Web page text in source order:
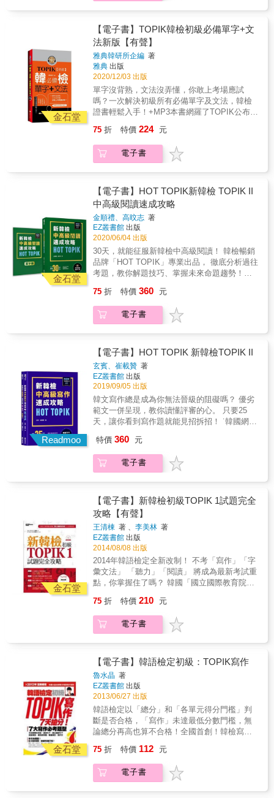
到題目便可立即解題。在時間緊迫的情況下要
如何精準判斷短句填空的短文屬於何種類型、
應填入何種答案、短作文該如何寫、長作文該
如何構思，無一不考驗考生的語言、邏輯、判
斷與作答能力。要寫出一篇架構完整、邏輯性
強，言之有物的作文，除了平日須大量閱讀各
類文章與時事之外，還須熟記寫作常用文法句
型與詞彙。本書從試題剖析、解題攻略、如何
獲得高分、考試有哪些陷阱、哪一段該套用哪
些句型、段落該如何分配等，每個步驟皆講解
題、模擬試題範文、答案卡，讓讀者可透過自
學。如果你想增進自己的寫作能力，進而在考
試中獲得高分，那麼你絕對不能錯過《NEW
解決TOPIK寫作課本不可忽略的短版－沒人修
改文章 以往買寫作課本，最大的困擾是，寫了
卻沒人幫忙修改。大家努力練習，努力照著
寫，卻不曉得自己寫的東西是對是錯。《NEW
TOPIK II新韓檢中高級寫作應考祕笈》編輯團
隊考量到這個問題，在教材編排上做了貼心設
計，盡可能將無人幫忙修改的困擾降到最低。
以53題短作文為例，一開始會先解考古題給讀
題型並告知評分標準、提供歷屆考題題型。然
驟。接著會用另一題考古題當範例，針對每項
步驟進行詳細解說，一步一步教讀者如何解
題，最後附上一則範文。你以為這樣就沒了
嗎？當然不是！學完之後，會在後面提供模擬
試題，教讀者如何套用前面所學的解題步驟，
帶領讀者從步驟一解到最後。同樣的，也會附
上範文供讀者參考。整本書大致是這種模式。
大家一定覺得，那我寫的文章還是沒人幫我改
呀，我怎麼知道我寫得對不對呢？雖然有老師
幫忙修改是最理想的狀態，但本書是以沒老師
幫忙修改的前提下編寫的，所以每個步驟都拆
解得非常詳細，只要一步步跟著書裡所教的
走，寫出來的答案雖不敢保證百分百正確，但
也絕不會差到哪去。 & 本書特色 & ◆沒老師幫
忙改，也能寫出高分寫作 ◆試題剖析+詳細解
說解題攻略與技巧 ◆高分速成功略，提供完整
獲得閱卷老師的青睞 ◆提供五回寫作模擬試題
+答案卡+模擬試題範文 ◆提供協助答題的教師
特別講座 ◆提供寫作高分字彙、句型 ◆以學生
實際作答內容為例，講解寫作時容易踩到哪些
地雷 &
金石堂
【電子書】TOPIK韓檢初級必備單字+文
法新版【有聲】
雅典韓研所企編 著
雅典 出版
2020/12/03 出版
單字沒背熟，文法沒弄懂，你敢上考場應試
嗎？一次解決初級所有必備單字及文法，韓檢
證書輕鬆入手！+MP3本書網羅了TOPIK公布的
初級文法。除了掌握必考單字與文法，還有簡
單例句幫助學習，再配合朗讀MP3加強聽力，
讓您一次搞定韓檢初級單字及文法。
75 折 特價 224 元
電子書
金石堂
【電子書】HOT TOPIK新韓檢 TOPIK II
中高級閱讀速成攻略
金順禮、高旼志 著
EZ叢書館 出版
2020/06/04 出版
30天，就能征服新韓檢中高級閱讀！ 韓檢暢銷
品牌「HOT TOPIK」專業出品， 徹底分析過往
考題，教你解題技巧、掌握未來命題趨勢！
考中高級時，總是卡在「閱讀」測驗，拉低總
分數？ TOPIK II中高級閱讀共有50題四選一選
擇題，需於70分鐘內作答完畢。閱讀速度、單
分類，並制定不同的答題策略、整理出常見單
字。熟悉題型，才能從容應戰；背好單字與文
法，才能取得高分！ 本書特色 特色一：只要一
個月，便能掌握新韓檢閱讀！ 為了讓學習者在
短時間內，就能有系統地熟悉韓檢閱讀內容，
書籍設計了「30天學習計畫表」，規劃「了解
題型&rarr;熟悉主題&rarr;寫模擬試題」的學習
順序。不論是自學或考前衝刺，按照進度持之
以恆，30天後便能看到自身的進步！ 特色二：
最符合實際考題內容 說到準備韓檢，大家都建
議一定要寫考古題，除了模擬實際考試情境
外，也能了解韓檢考什麼。但，作答之餘還要
分析考題，會不會太累？ 本書分析了新韓檢第
35~60回中的過往閱讀試題，具體整理出18種
題型與10大主題，直接告訴你考試重點，更能
掌握考題趨勢！ ‧18種題型：中高級閱讀50題共
可分為18種題型。書中依據不同題型，提出不
同解題技巧，例如在「選出適合填入空格的內
容」題型中，就會依照空格於文章中的位置，
分為三種解題方式。另外也解析1～2道考古
題、提供練習題，增加熟練度！ ‧10大主題：韓
學、經濟、法律、醫學等平常不會主動接觸的
題材。書中以此整理出10大主題，且以閱讀最
常出現的「內容理解」、「填空」和「找出文
最後，提供該主題的重要單字表。 特色三：模
擬試題＋單字小冊，幫助讀者檢視實力、考前
高效複習重點！ ‧模擬試題：本書收錄兩回模擬
試題，在了解閱讀題型與常考主題後，可實際
演練，確認自己的實力！ ‧單字小冊：羅列出
120個文法與句型、100則俗諺、100句慣用
語、活動/介紹/圖表內容用語，以及主題單字
表，讓讀者能在考前衝刺，快速複習！
75 折 特價 360 元
電子書
Readmoo
【電子書】HOT TOPIK 新韓檢TOPIK II
玄賓、崔載贊 著
EZ叢書館 出版
2019/09/05 出版
韓文寫作總是成為你無法晉級的阻礙嗎？ 優劣
範文一併呈現，教你讀懂評審的心。 只要25
天，讓你看到寫作題就能見招拆招！ ˙韓國網路
解寫作考試的專業書！ ˙專業老師、留韓學生指
定使用、台灣部落客推廌熱門書！ 根據韓檢官
方公佈之數據，寫作考試的平均成績，比聽力
無策。 不過，其實寫作已經有救星了！由韓國
專業教師團隊開發的這本教材，打破過去觀
念，建立全新寫作學習模式，在韓國廣受好
評，各大教學機構都指定使用，網路上也是口
耳相傳的好書，累積超高評價！ 本書規劃25天
的攻略，完全破解寫作考試！書中除了講解考
古題、說明如何作答，也搭配大量寫作公式整
理、範例和練習題。此外，全書練習題的詳
解，另收錄於別冊，獨家提供經典範例、得分
要訣！ 本書特色 1. 只要25天，即可熟練最新
內提升實力是不可能的呢?別怕！本書是以學習
者在25天內即可完成的結構來設計的，即使自
學、考前衝刺，只要能設定好目標並持之以
答題戰略step by step，輕鬆分解寫作步驟 總
覺得韓檢寫作的考試時間太短了嗎？別擔心，
透過〈答題戰略step by step〉，協助同學依步
驟拆解考題、建立高效率的解題思考邏輯，讓
考生用最短的時間，順利掌握寫作方向！ 3.
「錯誤診療室」幫你揪出考生最常見錯誤 本書
在〈錯誤診療室〉的小單元，歸納出學習者的
場前再瀏覽一次，幫你把粗心的機率降到最
低！ 4.提供分級範文、韓中對照詳解 「考前想
抱佛腳背範文！可是只看韓文太吃力了～～」
特價 360 元
電子書
金石堂
【電子書】新韓檢初級TOPIK 1試題完全
攻略【有聲】
王清棟 著 、李美林 著
EZ叢書館 出版
2014/08/08 出版
2014年韓語檢定全新改制！ 不考「寫作」「字
彙文法」 「聽力」「閱讀」 將成為最新考試重
點，你掌握住了嗎？ 韓國「國立國際教育院」
教學名師王清棟、李美林聯手獨家破題解析 掌
握新韓檢考試最新重點三步驟 「官方示範考題
完全解析」Ｘ「實戰模擬試題」Ｘ「單字/文法/
舊題型比一比」，讓你快速掌握新制考試的重
點。 新制韓檢不考「寫作」「字彙文法」，所
以相對舊制韓檢考試來說程度變得較為簡單。
但相對的新制韓檢「聽力」「閱讀」項目題數
增加，所以未來新制韓檢考試「單字」將變得
更加重要！！ 特色二：「易」吸收的「文法格
子趣」 新制韓檢初級必備的文法、單字、句
型，要怎麼整理？ 別擔心！王清棟、李美林二
位韓語名師已為考生準備好，初級需要的文
部整理成「表格」，讓你一目瞭然。 就像逛格
子趣一樣，想先吸收哪一類單字、文法、句
型，就趕緊翻開挖寶去吧！ 特色三：「通」
75 折 特價 210 元
電子書
金石堂
【電子書】韓語檢定初級：TOPIK寫作
魯水晶 著
EZ叢書館 出版
2013/06/27 出版
韓語檢定以「總分」和「各單元得分門檻」判
斷是否合格，「寫作」未達最低分數門檻，無
論總分再高也算不合格！全國首創！韓檢寫作
題練習題作文必備文法、例句、範例，快速抓
到初級寫作小撇步！7天！讓你一次掌握初級寫
作！首創！韓檢寫作七大題型大公開！一、
75 折 特價 112 元
電子書